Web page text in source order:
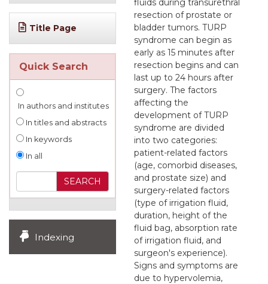
Title Page
Quick Search
In authors and institutes
In titles and abstracts
In keywords
In all
Indexing
fluids during transurethral
resection of prostate or
bladder tumors. TURP
syndrome can begin as
early as 15 minutes after
resection begins and can
last up to 24 hours after
surgery. The factors
affecting the
development of TURP
syndrome are divided
into two categories:
patient-related factors
(age, comorbid diseases,
and prostate size) and
surgery-related factors
(type of irrigation fluid,
duration, height of the
fluid bag, absorption rate
of irrigation fluid, and
surgeon's experience).
Signs and symptoms are
due to hypervolemia,